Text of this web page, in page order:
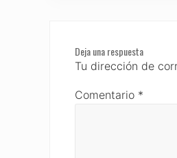
Interactions
Deja una respuesta
Tu dirección de
Comentario *